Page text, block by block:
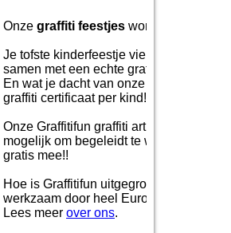
Onze graffiti feestjes worden vaak
Je tofste kinderfeestje vier je bij ons in
samen met een echte graffiti leraar je
En wat je dacht van onze afsluiter?
graffiti certificaat per kind!!
Onze Graffitifun graffiti artiesten is een
mogelijk om begeleidt te worden door
gratis mee!!
Hoe is Graffitifun uitgegroeid tot een
werkzaam door heel Europa en
Lees meer over ons.